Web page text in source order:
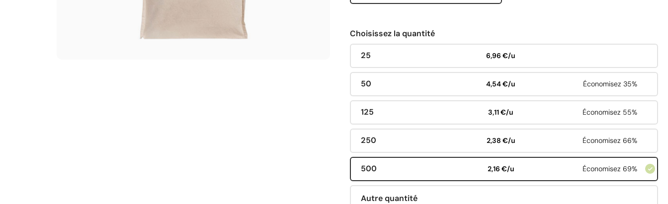
Choisissez la quantité
25 6,96 €/u
50 4,54 €/u Économisez 35%
125 3,11 €/u Économisez 55%
250 2,38 €/u Économisez 66%
500 2,16 €/u Économisez 69%
Autre quantité